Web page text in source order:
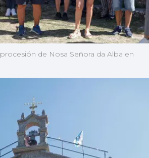
de Nosa Señora da Alba en